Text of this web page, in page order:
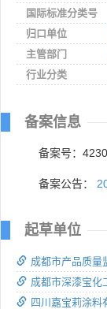
国际标准分类号
归口单位
主管部门
行业分类
备案信息
备案号：
备案公告：
起草单位
成都市产品质量
成都市深漆宝化
四川嘉宝莉涂料